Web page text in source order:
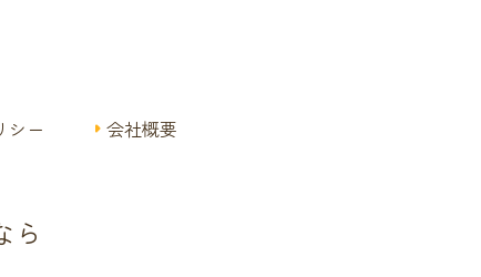
シー
会社概要
ら